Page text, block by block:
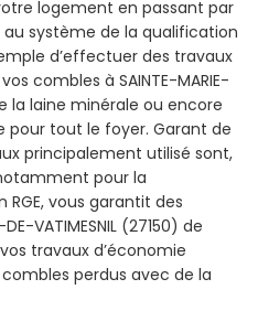
logement en passant par
au système de la qualification
d’effectuer des travaux
combles à SAINTE-MARIE-
la laine minérale ou encore
pour tout le foyer. Garant de
principalement utilisé sont,
pour la
vous garantit des
VATIMESNIL (27150) de
travaux d’économie
perdus avec de la